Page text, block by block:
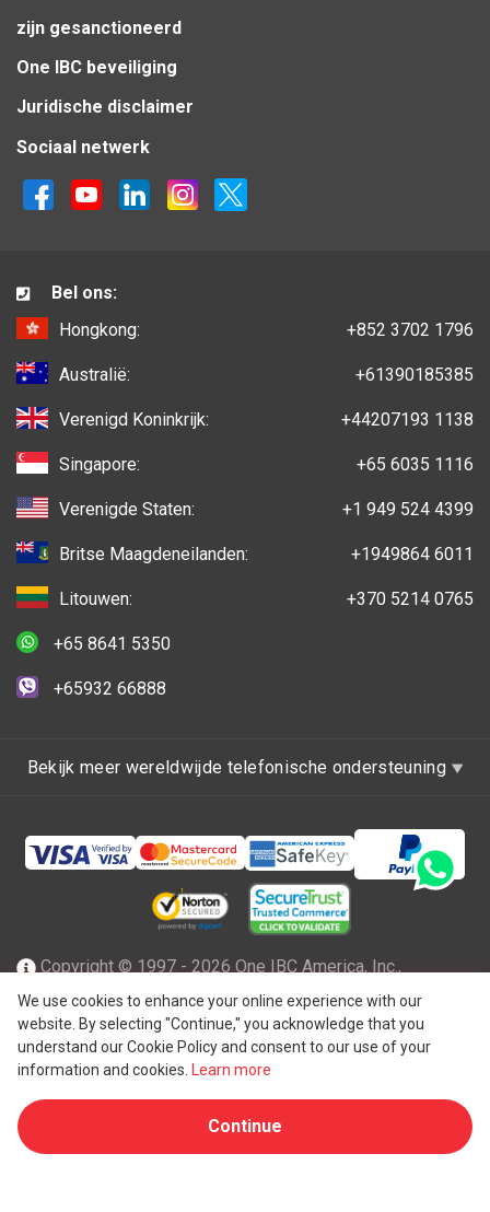
zijn gesanctioneerd
One IBC beveiliging
Juridische disclaimer
Sociaal netwerk
We use cookies to enhance your online experience with our
website. By selecting "Continue," you acknowledge that you
understand our Cookie Policy and consent to our use of your
information and cookies.
Learn more
Continue
Bel ons:
Hongkong:
+852 3702 1796
Australië: +61390185385
Verenigd Koninkrijk: +44207193 1138
Singapore: +65 6035 1116
Verenigde Staten: +1 949 524 4399
Britse Maagdeneilanden: +1949864 6011
Litouwen: +370 5214 0765
+65 8641 5350
+65932 66888
Bekijk meer wereldwijde telefonische ondersteuning
Copyright © 1997 - 2026 One IBC America, Inc.,
opgericht in Delaware, de Verenigde Staten van Amerika
met beperkte aansprakelijkheid en een lidfirma van One IBC
netwerk van onafhankelijke en afzonderlijke juridische
entiteit die is aangesloten bij One IBC®Group ("One IBC
Limited
"), een Zwitserse entiteit. Alle rechten